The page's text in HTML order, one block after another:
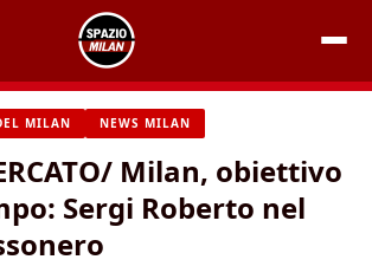
MILAN NEWS MILAN
Milan, obiettivo
Sergi Roberto nel